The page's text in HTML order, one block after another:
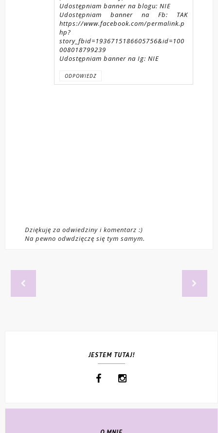
Udostępniam banner na blogu: NIE
Udostępniam banner na Fb: TAK
https://www.facebook.com/permalink.p
hp?
story_fbid=1936715186605756&id=100
008018799239
Udostępniam banner na Ig: NIE
ODPOWIEDZ
Dziękuję za odwiedziny i komentarz :)
Na pewno odwdzięczę się tym samym.
JESTEM TUTAJ!